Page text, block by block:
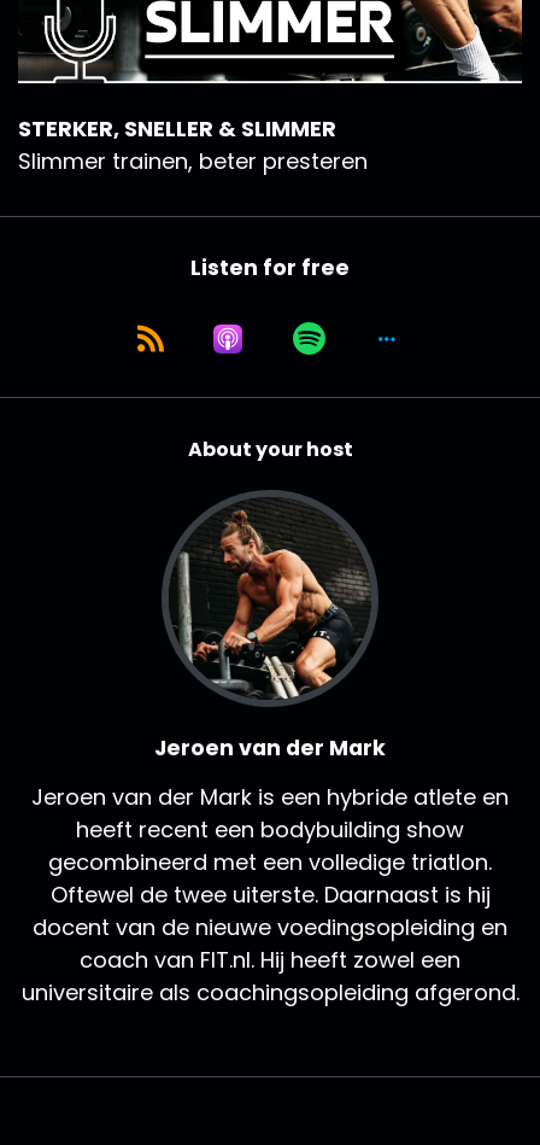
STERKER, SNELLER & SLIMMER
Slimmer trainen, beter presteren
Listen for free
About your host
Jeroen van der Mark
Jeroen van der Mark is een hybride atlete en
heeft recent een bodybuilding show
gecombineerd met een volledige triatlon.
Oftewel de twee uiterste. Daarnaast is hij
docent van de nieuwe voedingsopleiding en
coach van FIT.nl. Hij heeft zowel een
universitaire als coachingsopleiding afgerond.